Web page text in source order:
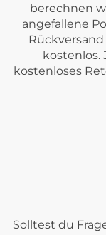
berechnen
angefallene
kostenlos.
kostenloses
Solltest du